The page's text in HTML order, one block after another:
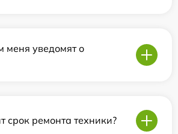
меня уведомят о
срок ремонта техники?